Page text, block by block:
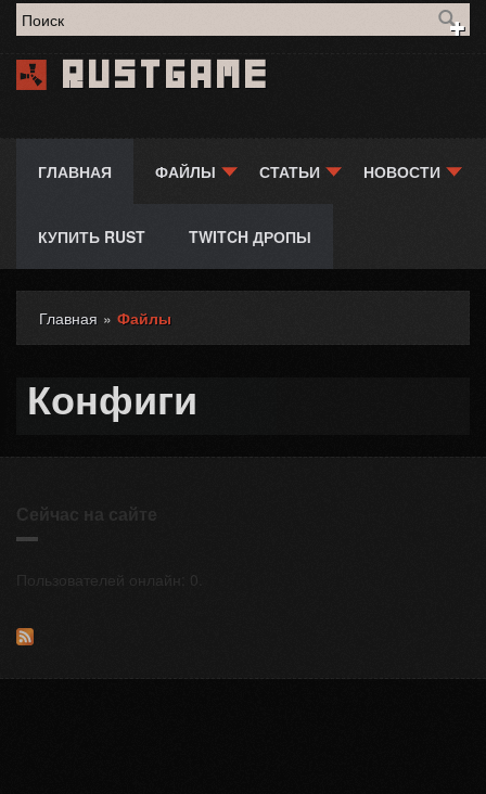
Форма поиска
Rustgame
ГЛАВНАЯ ФАЙЛЫ СТАТЬИ НОВОСТИ
КУПИТЬ RUST TWITCH ДРОПЫ
Вы здесь
Главная » Файлы
Конфиги
Сейчас на сайте
Пользователей онлайн: 0.